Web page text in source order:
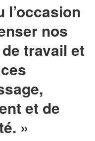
l’occasion
nos
travail et
et de
»